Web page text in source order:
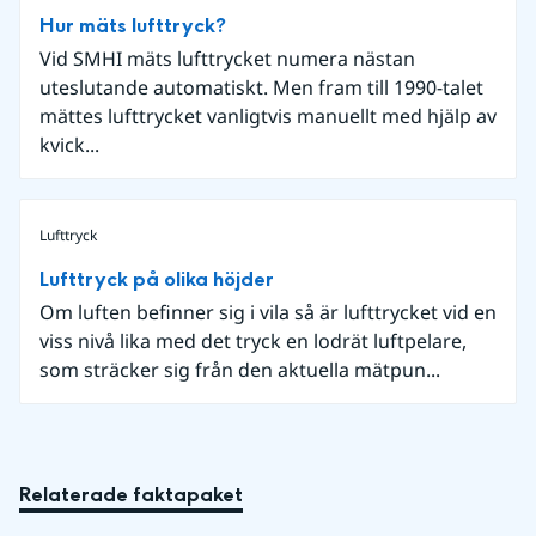
Hur mäts lufttryck?
Vid SMHI mäts lufttrycket numera nästan
uteslutande automatiskt. Men fram till 1990-talet
mättes lufttrycket vanligtvis manuellt med hjälp av
kvick...
Lufttryck
Lufttryck på olika höjder
Om luften befinner sig i vila så är lufttrycket vid en
viss nivå lika med det tryck en lodrät luftpelare,
som sträcker sig från den aktuella mätpun...
Relaterade faktapaket